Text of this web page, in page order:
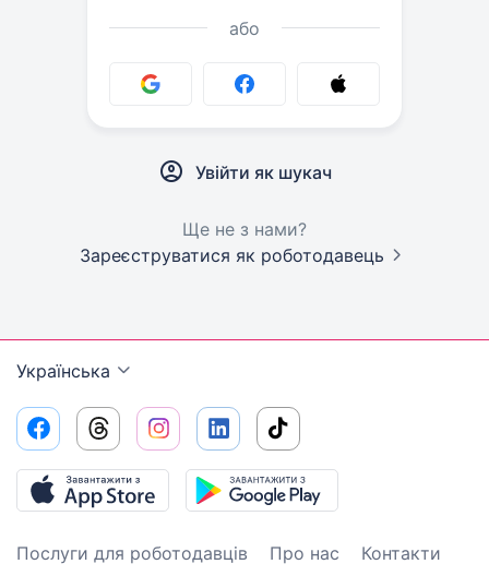
або
Увійти як шукач
Ще не з нами?
Зареєструватися як роботодавець
Українська
Послуги для роботодавців Про нас
Контакти